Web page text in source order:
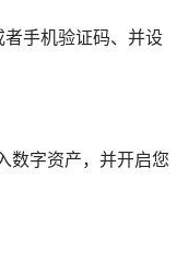
手机验证码、并设
数字资产，并开启您